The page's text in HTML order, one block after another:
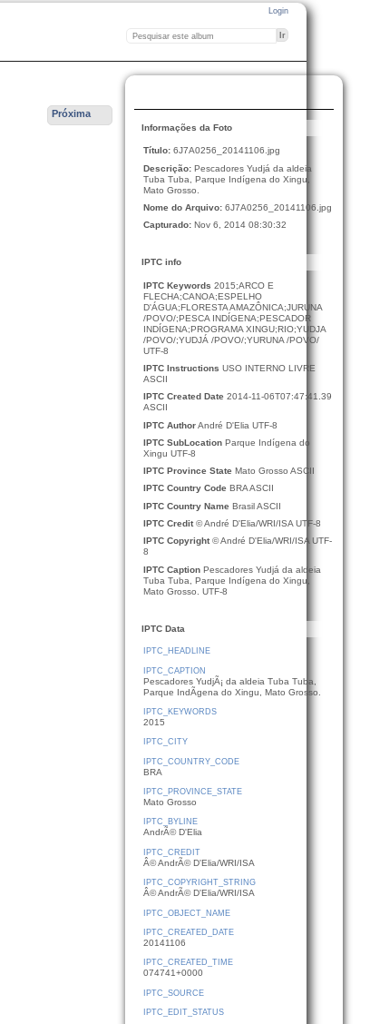
Login
Próxima
Informações da Foto
Título: 6J7A0256_20141106.jpg
Descrição: Pescadores Yudjá da aldeia
Tuba Tuba, Parque Indígena do Xingu,
Mato Grosso.
Nome do Arquivo: 6J7A0256_20141106.jpg
Capturado: Nov 6, 2014 08:30:32
IPTC info
IPTC Keywords 2015;ARCO E
FLECHA;CANOA;ESPELHO
D'ÁGUA;FLORESTA AMAZÔNICA;JURUNA
/POVO/;PESCA INDÍGENA;PESCADOR
INDÍGENA;PROGRAMA XINGU;RIO;YUDJA
/POVO/;YUDJÁ /POVO/;YURUNA /POVO/
UTF-8
IPTC Instructions USO INTERNO LIVRE
ASCII
IPTC Created Date 2014-11-06T07:47:41.39
ASCII
IPTC AuthorAndré D'Elia UTF-8
IPTC SubLocation Parque Indígena do
Xingu UTF-8
IPTC Province State Mato Grosso ASCII
IPTC Country Code BRA ASCII
IPTC Country Name Brasil ASCII
IPTC Credit© André D'Elia/WRI/ISA UTF-8
IPTC Copyright© André D'Elia/WRI/ISA UTF-
8
IPTC Caption Pescadores Yudjá da aldeia
Tuba Tuba, Parque Indígena do Xingu,
Mato Grosso. UTF-8
IPTC Data
IPTC_HEADLINE
IPTC_CAPTION
Pescadores YudjÃ¡ da aldeia Tuba Tuba,
Parque IndÃ­gena do Xingu, Mato Grosso.
IPTC_KEYWORDS
2015
IPTC_CITY
IPTC_COUNTRY_CODE
BRA
IPTC_PROVINCE_STATE
Mato Grosso
IPTC_BYLINE
AndrÃ© D'Elia
IPTC_CREDIT
Â© AndrÃ© D'Elia/WRI/ISA
IPTC_COPYRIGHT_STRING
Â© AndrÃ© D'Elia/WRI/ISA
IPTC_OBJECT_NAME
IPTC_CREATED_DATE
20141106
IPTC_CREATED_TIME
074741+0000
IPTC_SOURCE
IPTC_EDIT_STATUS